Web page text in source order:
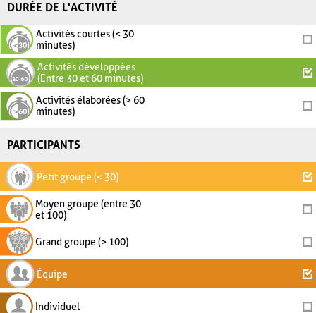
DURÉE DE L'ACTIVITÉ
Activités courtes (< 30
minutes)
Activités développées
(Entre 30 et 60 minutes)
Activités élaborées (> 60
minutes)
PARTICIPANTS
Petit groupe (< 30)
Moyen groupe (entre 30
et 100)
Grand groupe (> 100)
Équipe
Individuel